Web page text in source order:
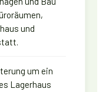
und
um ein
Lagerhaus